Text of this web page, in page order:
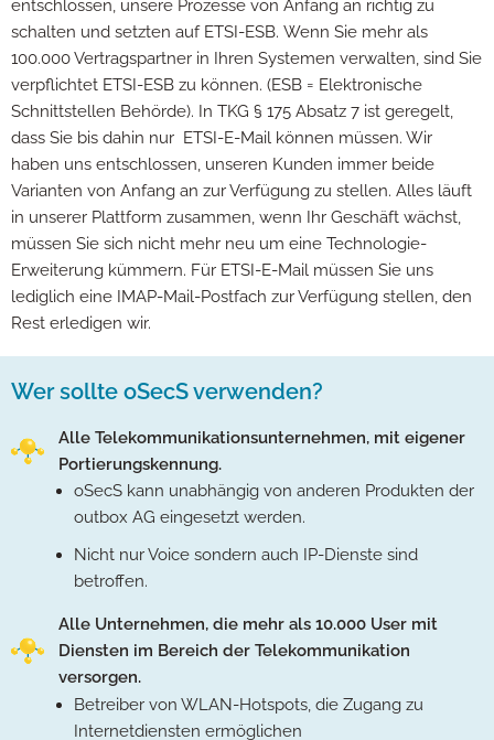
entschlossen, unsere Prozesse von Anfang an richtig zu
schalten und setzten auf ETSI-ESB. Wenn Sie mehr als
100.000 Vertragspartner in Ihren Systemen verwalten, sind Sie
verpflichtet ETSI-ESB zu können. (ESB = Elektronische
Schnittstellen Behörde). In TKG § 175 Absatz 7 ist geregelt,
dass Sie bis dahin nur ETSI-E-Mail können müssen. Wir
haben uns entschlossen, unseren Kunden immer beide
Varianten von Anfang an zur Verfügung zu stellen. Alles läuft
in unserer Plattform zusammen, wenn Ihr Geschäft wächst,
müssen Sie sich nicht mehr neu um eine Technologie-
Erweiterung kümmern. Für ETSI-E-Mail müssen Sie uns
lediglich eine IMAP-Mail-Postfach zur Verfügung stellen, den
Rest erledigen wir.
Wer sollte oSecS verwenden?
Alle Telekommunikationsunternehmen, mit eigener
Portierungskennung.
oSecS kann unabhängig von anderen Produkten der
outbox AG eingesetzt werden.
Nicht nur Voice sondern auch IP-Dienste sind
betroffen.
Alle Unternehmen, die mehr als 10.000 User mit
Diensten im Bereich der Telekommunikation
versorgen.
Betreiber von WLAN-Hotspots, die Zugang zu
Internetdiensten ermöglichen